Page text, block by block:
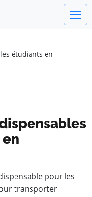
étudiants en
pour les
transporter